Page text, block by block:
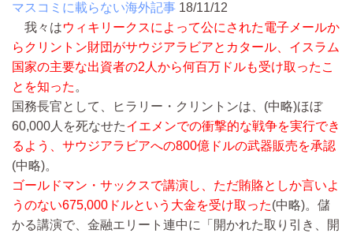
マスコミに載らない海外記事 18/11/12
我々はウィキリークスによって公にされた電子メールか
らクリントン財団がサウジアラビアとカタール、イスラム
国家の主要な出資者の2人から何百万ドルも受け取ったこ
とを知った 。
国務長官として、ヒラリー・クリントンは、 (中略)ほぼ
60,000人を死なせたイエメンでの衝撃的な戦争を実行でき
るよう、サウジアラビアへの800億ドルの武器販売を承認
(中略)。
ゴールドマン・サックスで講演し、ただ賄賂としか言いよ
うのない675,000ドルという大金を受け取った(中略)。儲
かる講演で、金融エリート連中に「開かれた取り引き、開